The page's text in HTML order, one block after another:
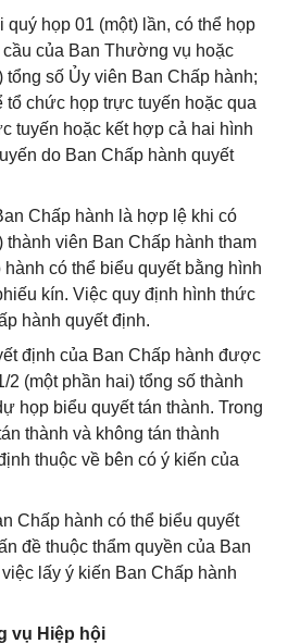
quý họp 01 (một) lần, có thể họp
của Ban Thường vụ hoặc
tổng số Ủy viên Ban Chấp hành;
tổ chức họp trực tuyến hoặc qua
tuyến hoặc kết hợp cả hai hình
do Ban Chấp hành quyết
Chấp hành là hợp lệ khi có
thành viên Ban Chấp hành tham
có thể biểu quyết bằng hình
kín. Việc quy định hình thức
hành quyết định.
định của Ban Chấp hành được
2 (một phần hai) tổng số thành
họp biểu quyết tán thành. Trong
thành và không tán thành
thuộc về bên có ý kiến của
Chấp hành có thể biểu quyết
đề thuộc thẩm quyền của Ban
lấy ý kiến Ban Chấp hành
vụ Hiệp hội